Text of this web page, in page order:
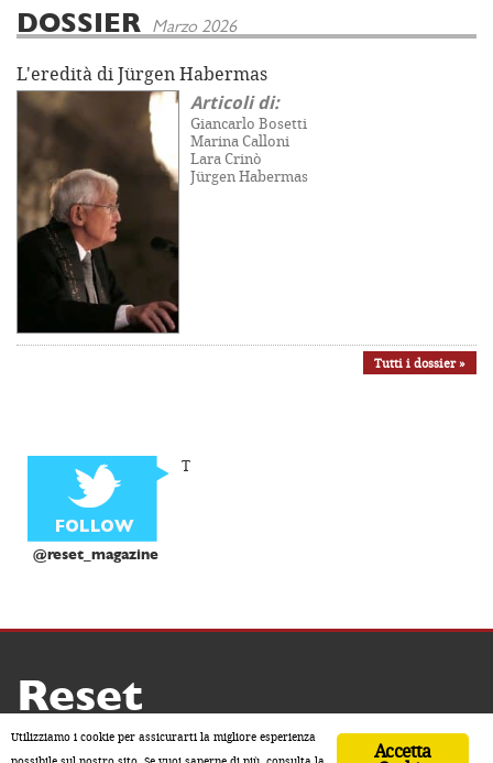
DOSSIER Marzo 2026
L'eredità di Jürgen Habermas
Articoli di:
Giancarlo Bosetti
Marina Calloni
Lara Crinò
Jürgen Habermas
Tutti i dossier »
@reset_magazine
T
Reset
Accetta
Utilizziamo i cookie per assicurarti la migliore esperienza